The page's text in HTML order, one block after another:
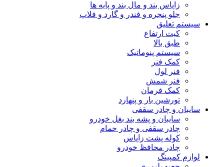
زاپاس بند و مال بند و پایه ها
جلو پنجره و فندر و گارد و فلاپ
سیستم تعلیق
کیت ارتفاع
طبق بالا
سیستم پنوماتیک
کمک فنر
فنر لول
فنر شمش
کمک فرمان
تورشین بار و پنهارد
سایبان و چادر سقفی
سایبان و پشه بند بغل خودرو
چادر سقفی و چادر حمام
کوله پشت زاپاس
چادر محافظ خودرو
لوازم کمپینگ